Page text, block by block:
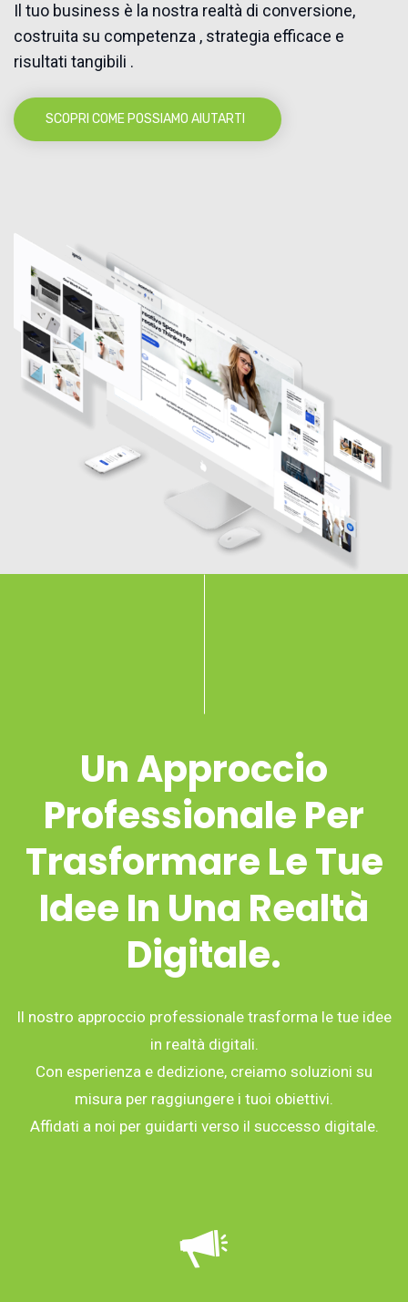
Il tuo business è la nostra realtà di conversione,
costruita su competenza , strategia efficace e
risultati tangibili .
SCOPRI COME POSSIAMO AIUTARTI
Un Approccio
Professionale Per
Trasformare Le Tue
Idee In Una Realtà
Digitale.
Il nostro approccio professionale trasforma le tue idee
in realtà digitali.
Con esperienza e dedizione, creiamo soluzioni su
misura per raggiungere i tuoi obiettivi.
Affidati a noi per guidarti verso il successo digitale.